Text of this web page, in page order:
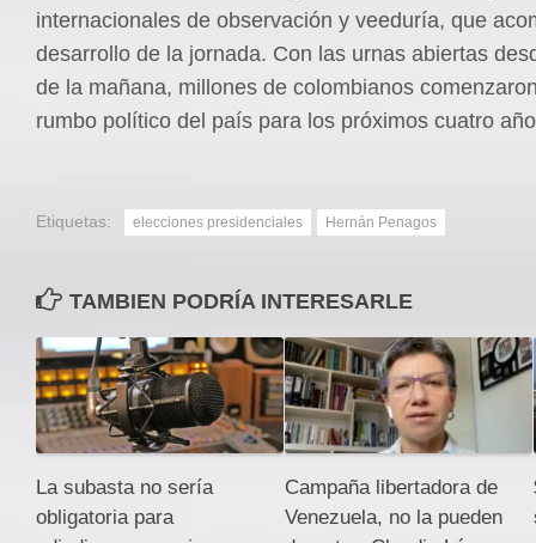
internacionales de observación y veeduría, que
desarrollo de la jornada. Con las urnas abiertas
de la mañana, millones de colombianos
rumbo político del país para los próximos cuatro
Etiquetas: elecciones presidenciales Hernán Penagos
TAMBIEN PODRÍA INTERESARLE
La subasta no sería
obligatoria para
Campaña libertadora de
Venezuela, no la pueden